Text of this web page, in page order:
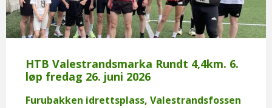
HTB Valestrandsmarka Rundt 4,4km. 6.
løp fredag 26. juni 2026
Furubakken idrettsplass, Valestrandsfossen